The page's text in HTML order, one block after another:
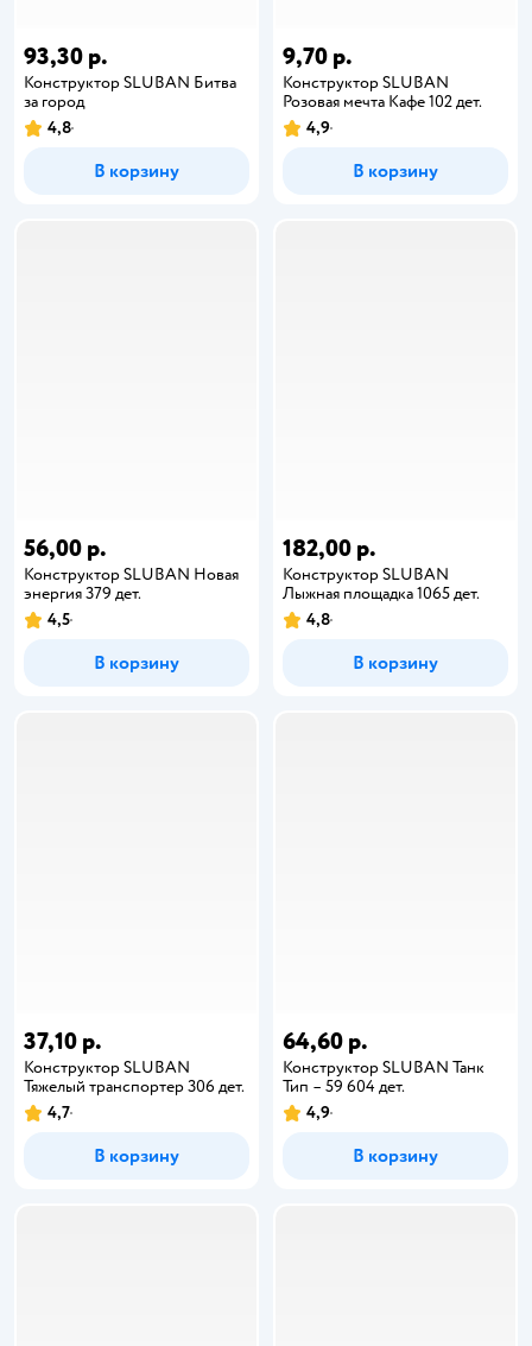
93,30 р.
Конструктор SLUBAN Битва
за город
4,8
В корзину
9,70 р.
Конструктор SLUBAN
Розовая мечта Кафе 102 дет.
4,9
В корзину
56,00 р.
Конструктор SLUBAN Новая
энергия 379 дет.
4,5
В корзину
182,00 р.
Конструктор SLUBAN
Лыжная площадка 1065 дет.
4,8
В корзину
37,10 р.
Конструктор SLUBAN
Тяжелый транспортер 306 дет.
4,7
В корзину
64,60 р.
Конструктор SLUBAN Танк
Тип – 59 604 дет.
4,9
В корзину